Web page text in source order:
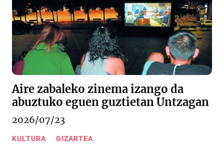
Aire zabaleko zinema izango da
abuztuko eguen guztietan Untzagan
2026/07/23
KULTURA GIZARTEA